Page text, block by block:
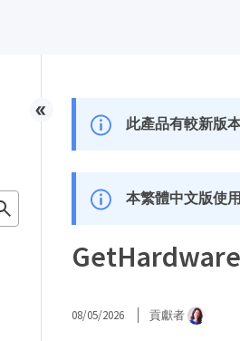
此產品有較新版
本繁體中文版使
08/05/2026 貢獻者